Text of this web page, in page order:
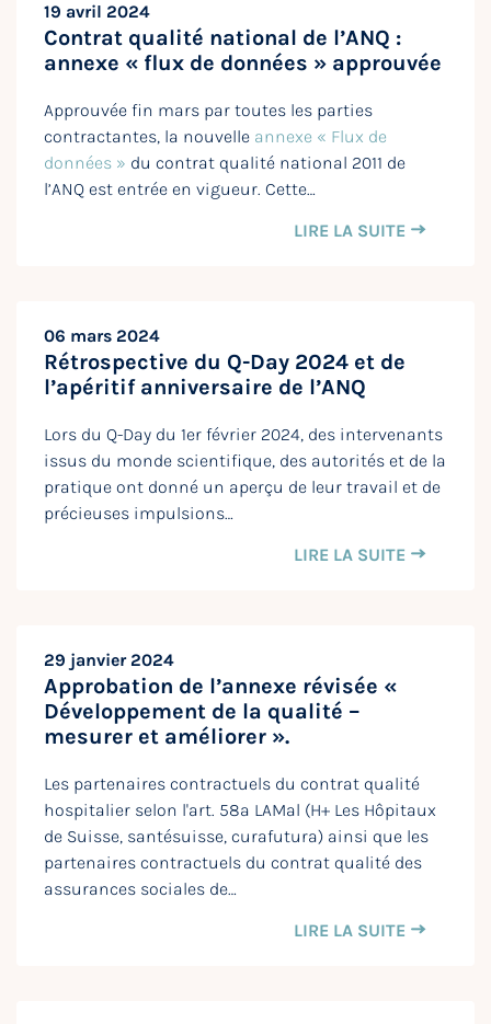
19 avril 2024
Contrat qualité national de l’ANQ :
annexe « flux de données » approuvée
Approuvée fin mars par toutes les parties
contractantes, la nouvelle annexe « Flux de
données » du contrat qualité national 2011 de
l’ANQ est entrée en vigueur. Cette…
LIRE LA SUITE
06 mars 2024
Rétrospective du Q-Day 2024 et de
l’apéritif anniversaire de l’ANQ
Lors du Q-Day du 1er février 2024, des intervenants
issus du monde scientifique, des autorités et de la
pratique ont donné un aperçu de leur travail et de
précieuses impulsions…
LIRE LA SUITE
29 janvier 2024
Approbation de l’annexe révisée «
Développement de la qualité –
mesurer et améliorer ».
Les partenaires contractuels du contrat qualité
hospitalier selon l'art. 58a LAMal (H+ Les Hôpitaux
de Suisse, santésuisse, curafutura) ainsi que les
partenaires contractuels du contrat qualité des
assurances sociales de…
LIRE LA SUITE